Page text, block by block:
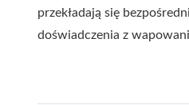
przekładają się
doświadczenia z